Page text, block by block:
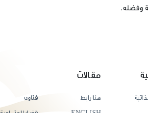
وفضله.
مقالات
هنا رابط
فتاوى